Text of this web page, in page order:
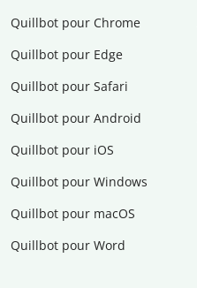
Quillbot pour Chrome
Quillbot pour Edge
Quillbot pour Safari
Quillbot pour Android
Quillbot pour iOS
Quillbot pour Windows
Quillbot pour macOS
Quillbot pour Word